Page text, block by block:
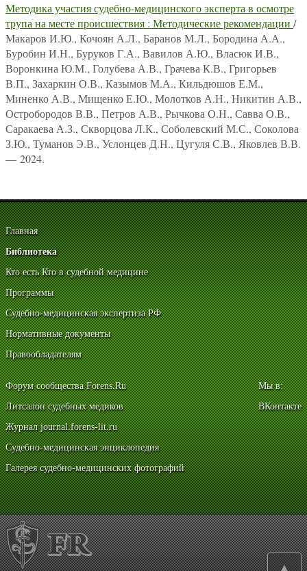
Методика участия судебно-медицинского эксперта в осмотре
трупа на месте происшествия : Методические рекомендации /
Макаров И.Ю., Кочоян А.Л., Баранов М.Л., Бородина А.А.,
Буробин И.Н., Буруков Г.А., Вавилов А.Ю., Власюк И.В.,
Воронкина Ю.М., Голубева А.В., Грачева К.В., Григорьев
В.П., Захаркин О.В., Казымов М.А., Кильдюшов Е.М.,
Миненко А.В., Мищенко Е.Ю., Молотков А.Н., Никитин А.В.,
Остробородов В.В., Петров А.В., Рычкова О.Н., Савва О.В.,
Саракаева А.З., Скворцова Л.К., Соболевский М.С., Соколова
З.Ю., Туманов Э.В., Услонцев Д.Н., Цугуля С.В., Яковлев В.В.
— 2024.
Главная
Библиотека
Кто есть Кто в судебной медицине
Программы
Судебно-медицинская экспертиза РФ
Нормативные документы
Правообладателям
Форум сообщества Forens.Ru
Литсалон судебных медиков
Журнал journal.forens-lit.ru
Судебно-медицинская энциклопедия
Галерея судебно-медицинских фотографий
Мы в:
ВКонтакте
▲